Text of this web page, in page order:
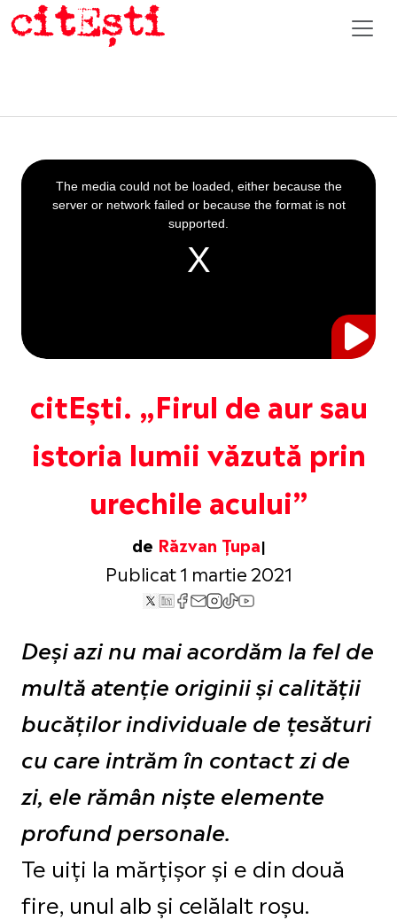
citEști. „Firul de aur sau
istoria lumii văzută prin
urechile acului”
de Răzvan Țupa
Publicat 1 martie 2021
This
is
a
The media could not be loaded, either because the
server or network failed or because the format is not
supported.
Deși azi nu mai acordăm la fel de
multă atenție originii și calității
bucăților individuale de țesături
cu care intrăm în contact zi de
zi, ele rămân niște elemente
profund personale.
Te uiți la mărțișor și e din două
fire, unul alb și celălalt roșu.